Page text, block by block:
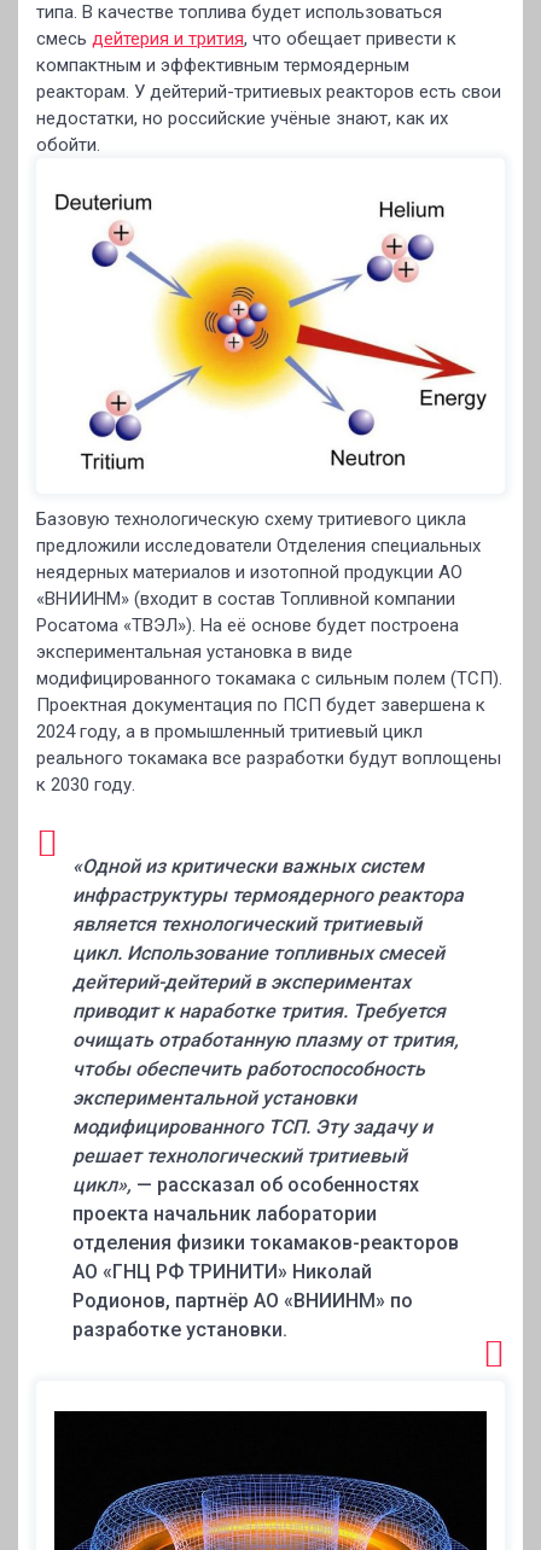
типа. В качестве топлива будет использоваться
смесь дейтерия и трития, что обещает привести к
компактным и эффективным термоядерным
реакторам. У дейтерий-тритиевых реакторов есть свои
недостатки, но российские учёные знают, как их
обойти.
Базовую технологическую схему тритиевого цикла
предложили исследователи Отделения специальных
неядерных материалов и изотопной продукции АО
«ВНИИНМ» (входит в состав Топливной компании
Росатома «ТВЭЛ»). На её основе будет построена
экспериментальная установка в виде
модифицированного токамака с сильным полем (ТСП).
Проектная документация по ПСП будет завершена к
2024 году, а в промышленный тритиевый цикл
реального токамака все разработки будут воплощены
к 2030 году.
«Одной из критически важных систем
инфраструктуры термоядерного реактора
является технологический тритиевый
цикл. Использование топливных смесей
дейтерий-дейтерий в экспериментах
приводит к наработке трития. Требуется
очищать отработанную плазму от трития,
чтобы обеспечить работоспособность
экспериментальной установки
модифицированного ТСП. Эту задачу и
решает технологический тритиевый
цикл», — рассказал об особенностях
проекта начальник лаборатории
отделения физики токамаков-реакторов
АО «ГНЦ РФ ТРИНИТИ» Николай
Родионов, партнёр АО «ВНИИНМ» по
разработке установки.